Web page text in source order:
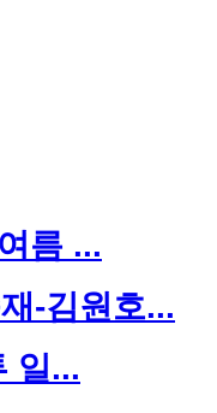
름 ...
-김원호...
일...